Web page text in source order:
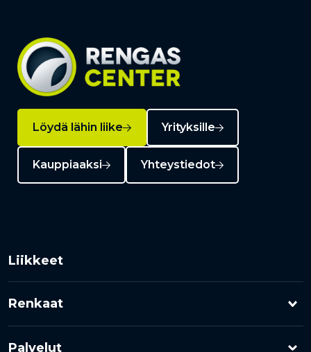
Löydä lähin liike Yrityksille
Kauppiaaksi Yhteystiedot
Liikkeet
Renkaat
Henkilöauton renkaat
Palvelut